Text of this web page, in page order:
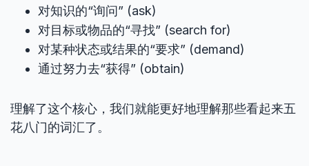
对知识的“询问” (ask)
对目标或物品的“寻找” (search for)
对某种状态或结果的“要求” (demand)
通过努力去“获得” (obtain)
理解了这个核心，我们就能更好地理解那些看起来五
花八门的词汇了。